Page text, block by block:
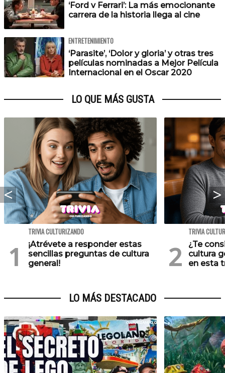
‘Ford v Ferrari’: La más emocionante
carrera de la historia llega al cine
ENTRETENIMIENTO
‘Parasite’, ‘Dolor y gloria’ y otras tres
películas nominadas a Mejor Película
Internacional en el Oscar 2020
LO QUE MÁS GUSTA
TRIVIA CULTURIZANDO
¡Atrévete a responder estas
sencillas preguntas de cultura
general!
TRIVIA
¿Te
cultura
en esta
LO MÁS DESTACADO